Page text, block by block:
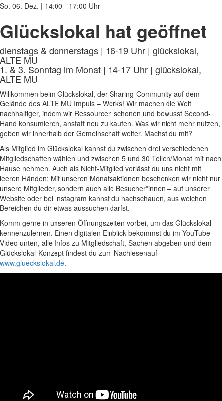
So. 06. Dez. | 14:00 - 17:00 Uhr
Glückslokal hat geöffnet
dienstags & donnerstags | 16-19 Uhr | glückslokal,
ALTE MU
1. & 3. Sonntag im Monat | 14-17 Uhr | glückslokal,
ALTE MU
Willkommen beim Glückslokal, der Sharing-Community auf dem
Gelände des ALTE MU Impuls – Werks! Wir machen die Welt
nachhaltiger, indem wir Ressourcen schonen und bewusst Second-
Hand konsumieren, anstatt neu zu kaufen. Was wir nicht mehr nutzen,
geben wir innerhalb der Gemeinschaft weiter. Machst du mit?
Als Mitglied im Glückslokal kannst du zwischen drei verschiedenen
Mitgliedschaften wählen und zwischen 5 und 30 Teilen/Monat mit nach
Hause nehmen. Auch als Nicht-Mitglied verlässt du uns nicht mit
leeren Händen: Mit unseren Monatsaktionen beschenken wir nicht nur
unsere Mitglieder, sondern auch alle Besucher*innen – auf unserer
Website oder bei Instagram kannst du nachschauen, aus welchen
Bereichen du dir etwas aussuchen darfst.
Komm gerne in unseren Öffnungszeiten vorbei, um das Glückslokal
kennenzulernen. Einen digitalen Einblick bekommst du im YouTube-
Video unten, alle Infos zu Mitgliedschaft, Sachen abgeben und dem
Glückslokal-Konzept findest du zum Nachlesenauf
www.glueckslokal.de.